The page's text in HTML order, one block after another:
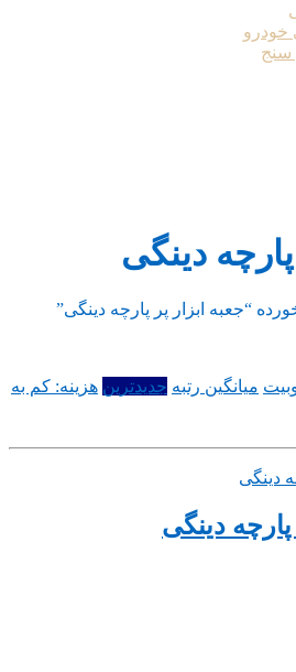
خودرو
دینگی
“جعبه ابزار پر پارچه دینگی”
میانگین رتبه جدیدترین هزینه: کم به